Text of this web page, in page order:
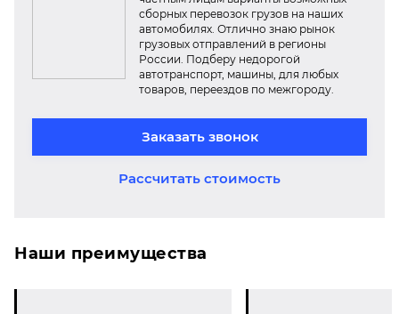
сборных перевозок грузов на наших
автомобилях. Отлично знаю рынок
грузовых отправлений в регионы
России. Подберу недорогой
автотранспорт, машины, для любых
товаров, переездов по межгороду.
Заказать звонок
Рассчитать стоимость
Наши преимущества